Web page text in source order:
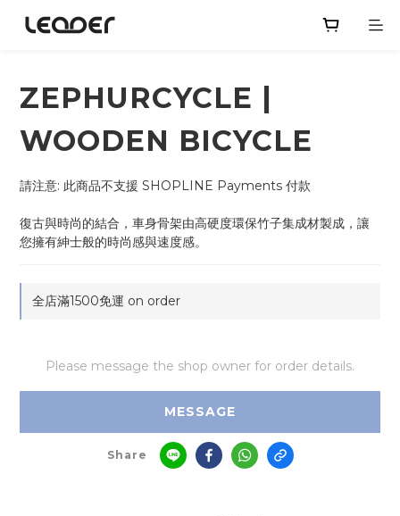
ZEPHURCYCLE |
WOODEN BICYCLE
請注意: 此商品不支援 SHOPLINE Payments 付款
復古與時尚的結合，車身骨架由高硬度環保竹子集成材製成，讓
您擁有紳士般的時尚感與速度感。
全店滿1500免運 on order
Please message the shop owner for order details.
MESSAGE
Share